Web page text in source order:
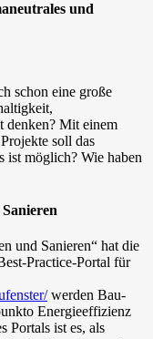
und
schon eine große
denken? Mit einem
soll das
ist möglich? Wie haben
und Sanieren“ hat die
Practice-Portal für
werden Bau-
Energieeffizienz
Portals ist es, als